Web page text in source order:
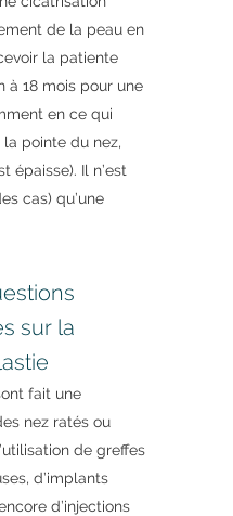
de la peau en
la patiente
à 18 mois pour une
en ce qui
pointe du nez,
épaisse). Il n’est
cas) qu’une
sur la
fait une
nez ratés ou
de greffes
d’implants
d’injections